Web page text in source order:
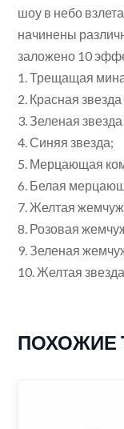
шоу в небо
начинены
заложено 10
1. Трещащая
2. Красная
3. Зеленая
4. Синяя звезда;
5. Мерцающая
6. Белая
7. Желтая
8. Розовая
9. Зеленая
10. Желтая
ПОХОЖИЕ